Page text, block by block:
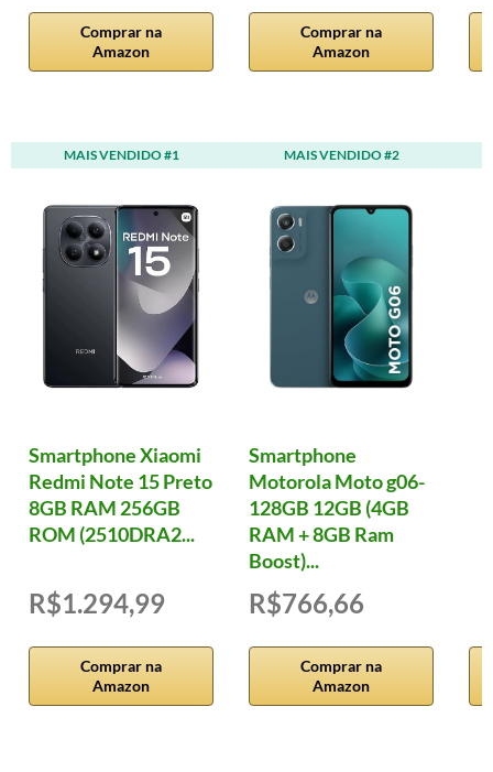
Comprar na
Amazon
Comprar na
Amazon
MAIS VENDIDO #1
Smartphone Xiaomi
Redmi Note 15 Preto
8GB RAM 256GB
ROM (2510DRA2...
R$1.294,99
Comprar na
Amazon
MAIS VENDIDO #2
Smartphone
Motorola Moto g06-
128GB 12GB (4GB
RAM + 8GB Ram
Boost)...
R$766,66
Comprar na
Amazon